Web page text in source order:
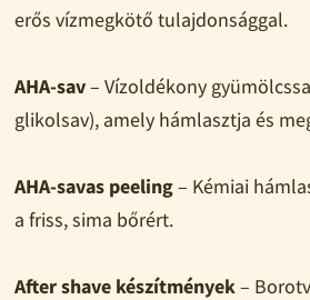
erős vízmegkötő tulajdonsággal.
AHA-sav– Vízoldékony
glikolsav), amely hámlasztja és
AHA-savas peeling– Kémiai
a friss, sima bőrért.
After shave készítmények–